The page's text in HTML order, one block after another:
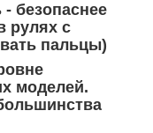
безопаснее
рулях с
пальцы)
моделей.